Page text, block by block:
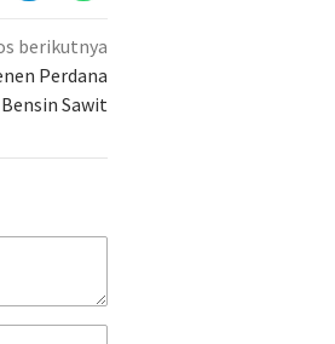
berikutnya
Perdana
Sawit